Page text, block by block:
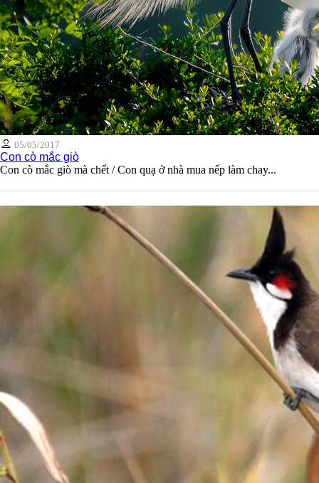
05/05/2017
Con cò mắc giò
Con cò mắc giò mà chết / Con quạ ở nhà mua nếp làm chay...